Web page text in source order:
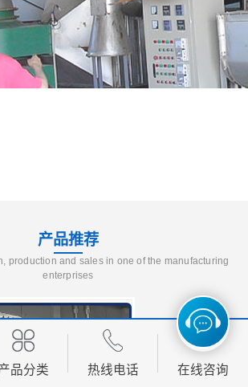
产品推荐
production and sales in one of the manufacturing
enterprises
品分类 热线电话 在线咨询